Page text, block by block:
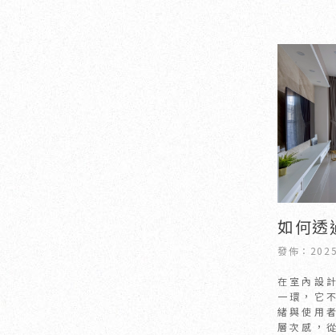
如何透
圍？｜
北室內
發佈：
在室內設
一環，它
緒與使用
層次感，